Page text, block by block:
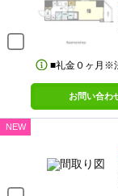
■礼金０ヶ月※
お問い合わ
NEW